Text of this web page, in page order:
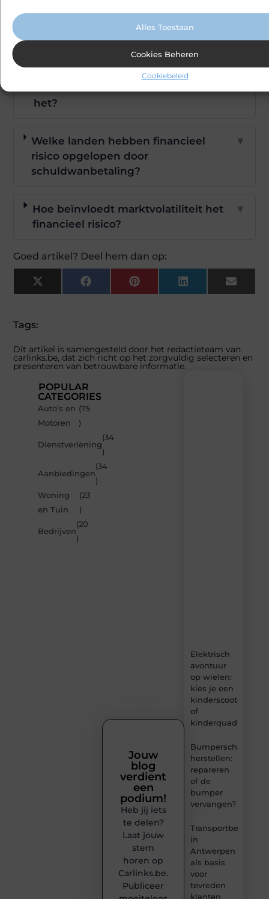
Alles Toestaan
Cookies Beheren
Cookiebeleid
het?
Welke landen hebben financieel
risico opgelopen door
schuldwanbetaling?
▼
Hoe beïnvloedt marktvolatiliteit het
financieel risico?
▼
Goed artikel? Deel hem dan op:
X
(Twitter)
FacebookPinterestLinkedInEmail
Tags:
Dit artikel is samengesteld door het redactieteam van
carlinks.be, dat zich richt op het zorgvuldig selecteren en
presenteren van betrouwbare informatie.
POPULAR
CATEGORIES
Auto’s en
Motoren
(75
)
Dienstverlening
(34
)
Aanbiedingen
(34
)
Woning
en Tuin
(23
)
Bedrijven
(20
)
Elektrisch
avontuur
op wielen:
kies je een
kinderscooter
of
kinderquad?
Bumperschade
herstellen:
repareren
of de
bumper
vervangen?
Transportbedrijf
in
Antwerpen
als basis
voor
tevreden
klanten
Jouw
blog
verdient
een
podium!
Heb jij iets
te delen?
Laat jouw
stem
horen op
Carlinks.be.
Publiceer